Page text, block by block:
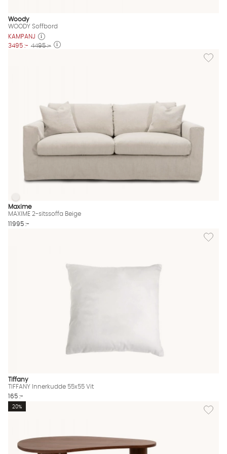
Woody
WOODY Soffbord
KAMPANJ
3495 :- 4495 :-
Lägg
MAXIME 2-sitssoffa Beige Finns även i dessa färger:
MAXIME 2-sitssoffa Beige
Maxime
MAXIME 2-sitssoffa Beige
11995 :-
Lägg
Tiffany
TIFFANY Innerkudde 55x55 Vit
165 :-
Lägg
20%